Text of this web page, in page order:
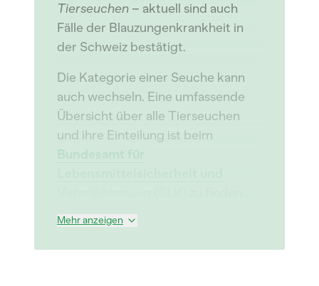
Tierseuchen – aktuell sind auch
Fälle der Blauzungenkrankheit in
der Schweiz bestätigt.
Die Kategorie einer Seuche kann
auch wechseln. Eine umfassende
Übersicht über alle Tierseuchen
und ihre Einteilung ist beim
Bundesamt für
Mehr anzeigen